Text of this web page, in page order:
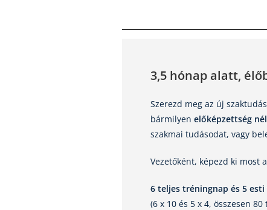
3,5 hónap alatt,
Szerezd meg az új
bármilyen előképzettség
szakmai tudásodat, vagy
Vezetőként, képezd ki most
6 teljes tréningnap és 5
(6 x 10 és 5 x 4, összesen